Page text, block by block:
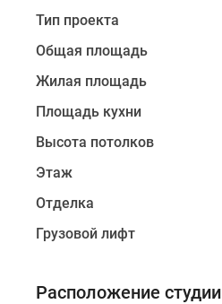
Тип проекта
Общая площадь
Жилая площадь
Площадь кухни
Высота потолков
Этаж
Отделка
Грузовой лифт
Расположение студии